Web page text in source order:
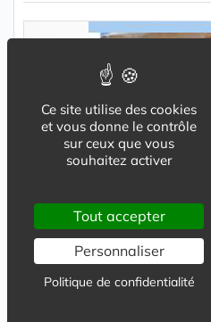
Tendance Luxe
Le Tiara Yaktsa
charmes d'Orient et
française...
Découvrez la petite
Ce site utilise des cookies
et vous donne le contrôle
sur ceux que vous
souhaitez activer
Tout accepter
Personnaliser
Politique de confidentialité